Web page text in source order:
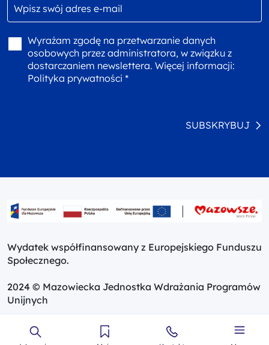
Wyrażam zgodę na przetwarzanie danych
osobowych przez administratora, w związku z
dostarczaniem newslettera. Więcej informacji:
Polityka prywatności *
SUBSKRYBUJ
Wydatek współfinansowany z Europejskiego Funduszu
Społecznego.
2024 © Mazowiecka Jednostka Wdrażania Programów
Unijnych